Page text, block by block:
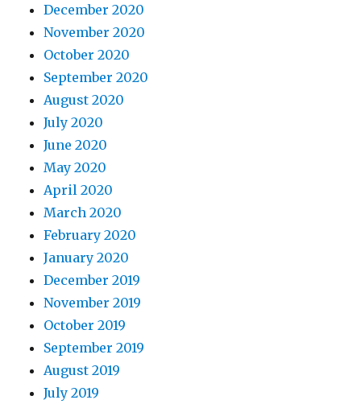
December 2020
November 2020
October 2020
September 2020
August 2020
July 2020
June 2020
May 2020
April 2020
March 2020
February 2020
January 2020
December 2019
November 2019
October 2019
September 2019
August 2019
July 2019